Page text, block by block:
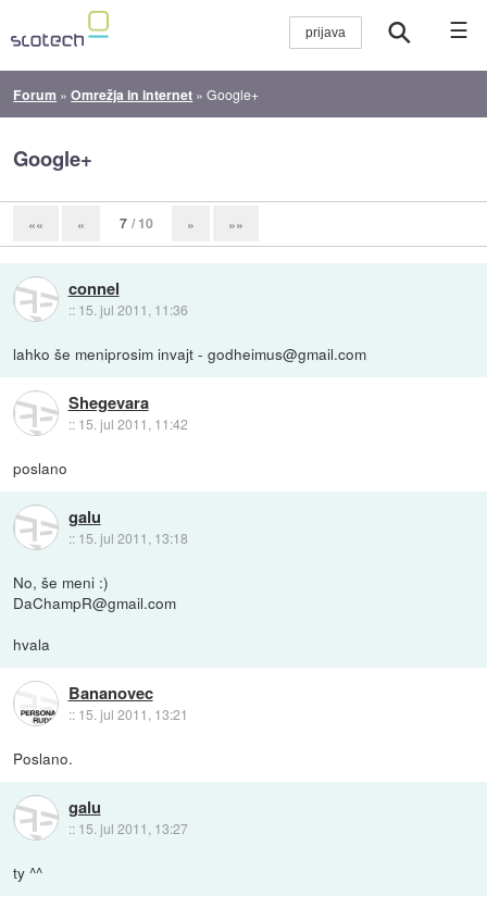
☰
Forum »Omrežja in internet »Google+
Google+
«« « 7 / 10 » »»
connel
:: 15. jul 2011, 11:36
lahko še meniprosim invajt - godheimus@gmail.com
Shegevara
:: 15. jul 2011, 11:42
poslano
galu
:: 15. jul 2011, 13:18
No, še meni :)
DaChampR@gmail.com
hvala
Bananovec
:: 15. jul 2011, 13:21
Poslano.
galu
:: 15. jul 2011, 13:27
ty ^^